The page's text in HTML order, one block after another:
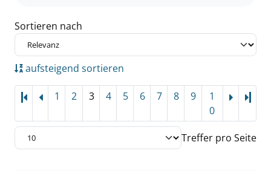
Sortieren nach
aufsteigend sortieren
1 2 3 4 5 6 7 8 9
1
0
Treffer pro Seite